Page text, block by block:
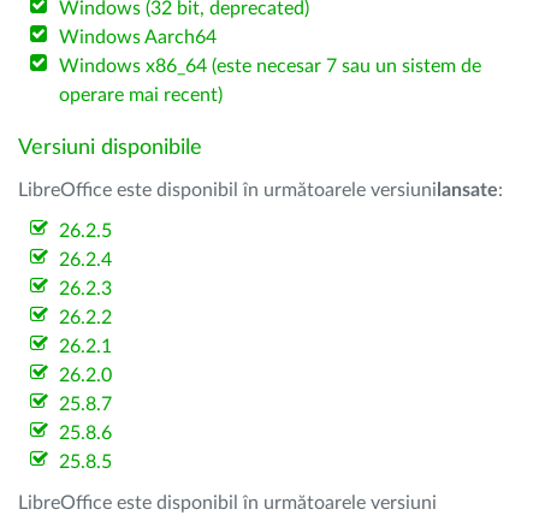
Windows (32 bit, deprecated)
Windows Aarch64
Windows x86_64 (este necesar 7 sau un sistem de
operare mai recent)
Versiuni disponibile
LibreOffice este disponibil în următoarele versiuni lansate:
26.2.5
26.2.4
26.2.3
26.2.2
26.2.1
26.2.0
25.8.7
25.8.6
25.8.5
LibreOffice este disponibil în următoarele versiuni